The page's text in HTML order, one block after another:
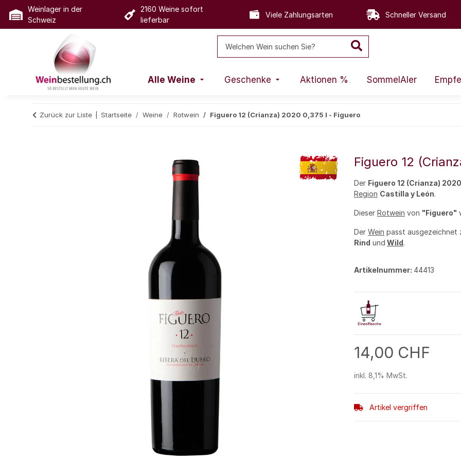
Weinlager in der
Schweiz
2160 Weine sofort
lieferbar
Viele Zahlungsarten Schneller Versand
Alle Weine Geschenke Aktionen % SommelAIer
Zurück zur Liste Startseite Weine Rotwein Figuero 12 (Crianza) 2020 0,375 l - Figuero
Figuero 12
Der Figuero 12 (Crianza) 2020
Region Castilla y León.
Dieser Rotwein von "Figuero"
Der Wein passt ausgezeichnet
Rind und Wild.
Artikelnummer: 44413
14,00 CHF
inkl. 8,1% MwSt.
Artikel vergriffen